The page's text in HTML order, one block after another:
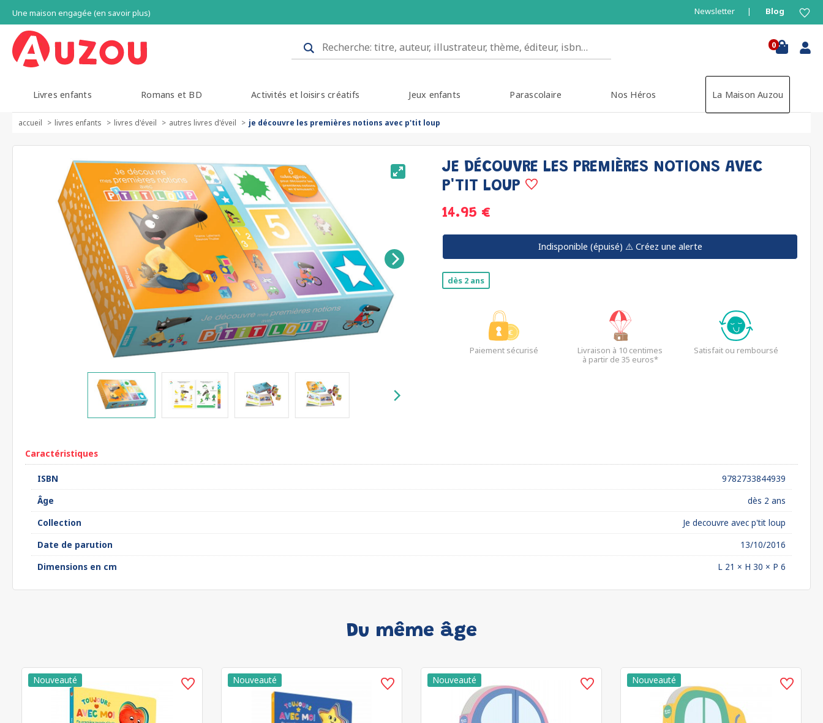
Une maison engagée (en savoir plus) Newsletter Blog
0
Livres enfants Romans et BD Activités et loisirs créatifs Jeux enfants Parascolaire Nos Héros La Maison Auzou
accueil livres enfants livres d'éveil autres livres d'éveil je découvre les premières notions avec p'tit loup
JE DÉCOUVRE LES PREMIÈRES NOTIONS AVEC
P'TIT LOUP
14.95 €
Indisponible (épuisé) ⚠️ Créez une alerte
dès 2 ans
Paiement sécurisé
Livraison à 10 centimes
à partir de 35 euros*
Satisfait ou remboursé
Caractéristiques
ISBN
9782733844939
Âge
dès 2 ans
Collection
Je decouvre avec p'tit loup
Date de parution
13/10/2016
Dimensions en cm
L 21 × H 30 × P 6
Du même âge